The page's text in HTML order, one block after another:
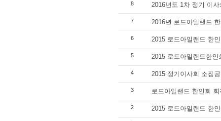
8 2016년도 1차 정기 이사
7 2016년 로드아일랜드
6 2015 로드아일랜드 한
5 2015 로드아일랜드한
4 2015 정기이사회 소집
3 로드아일랜드 한인회
2 2015 로드아일랜드 한